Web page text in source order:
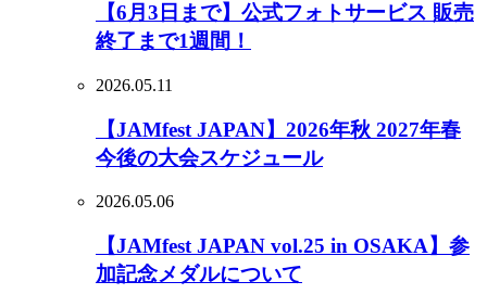
【6月3日まで】公式フォトサービス 販売
終了まで1週間！
2026.05.11
【JAMfest JAPAN】2026年秋 2027年春
今後の大会スケジュール
2026.05.06
【JAMfest JAPAN vol.25 in OSAKA】参
加記念メダルについて